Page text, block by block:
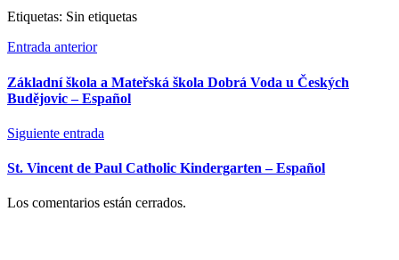
Etiquetas: Sin etiquetas
Entrada anterior
Základní škola a Mateřská škola Dobrá Voda u Českých
Budějovic – Español
Siguiente entrada
St. Vincent de Paul Catholic Kindergarten – Español
Los comentarios están cerrados.